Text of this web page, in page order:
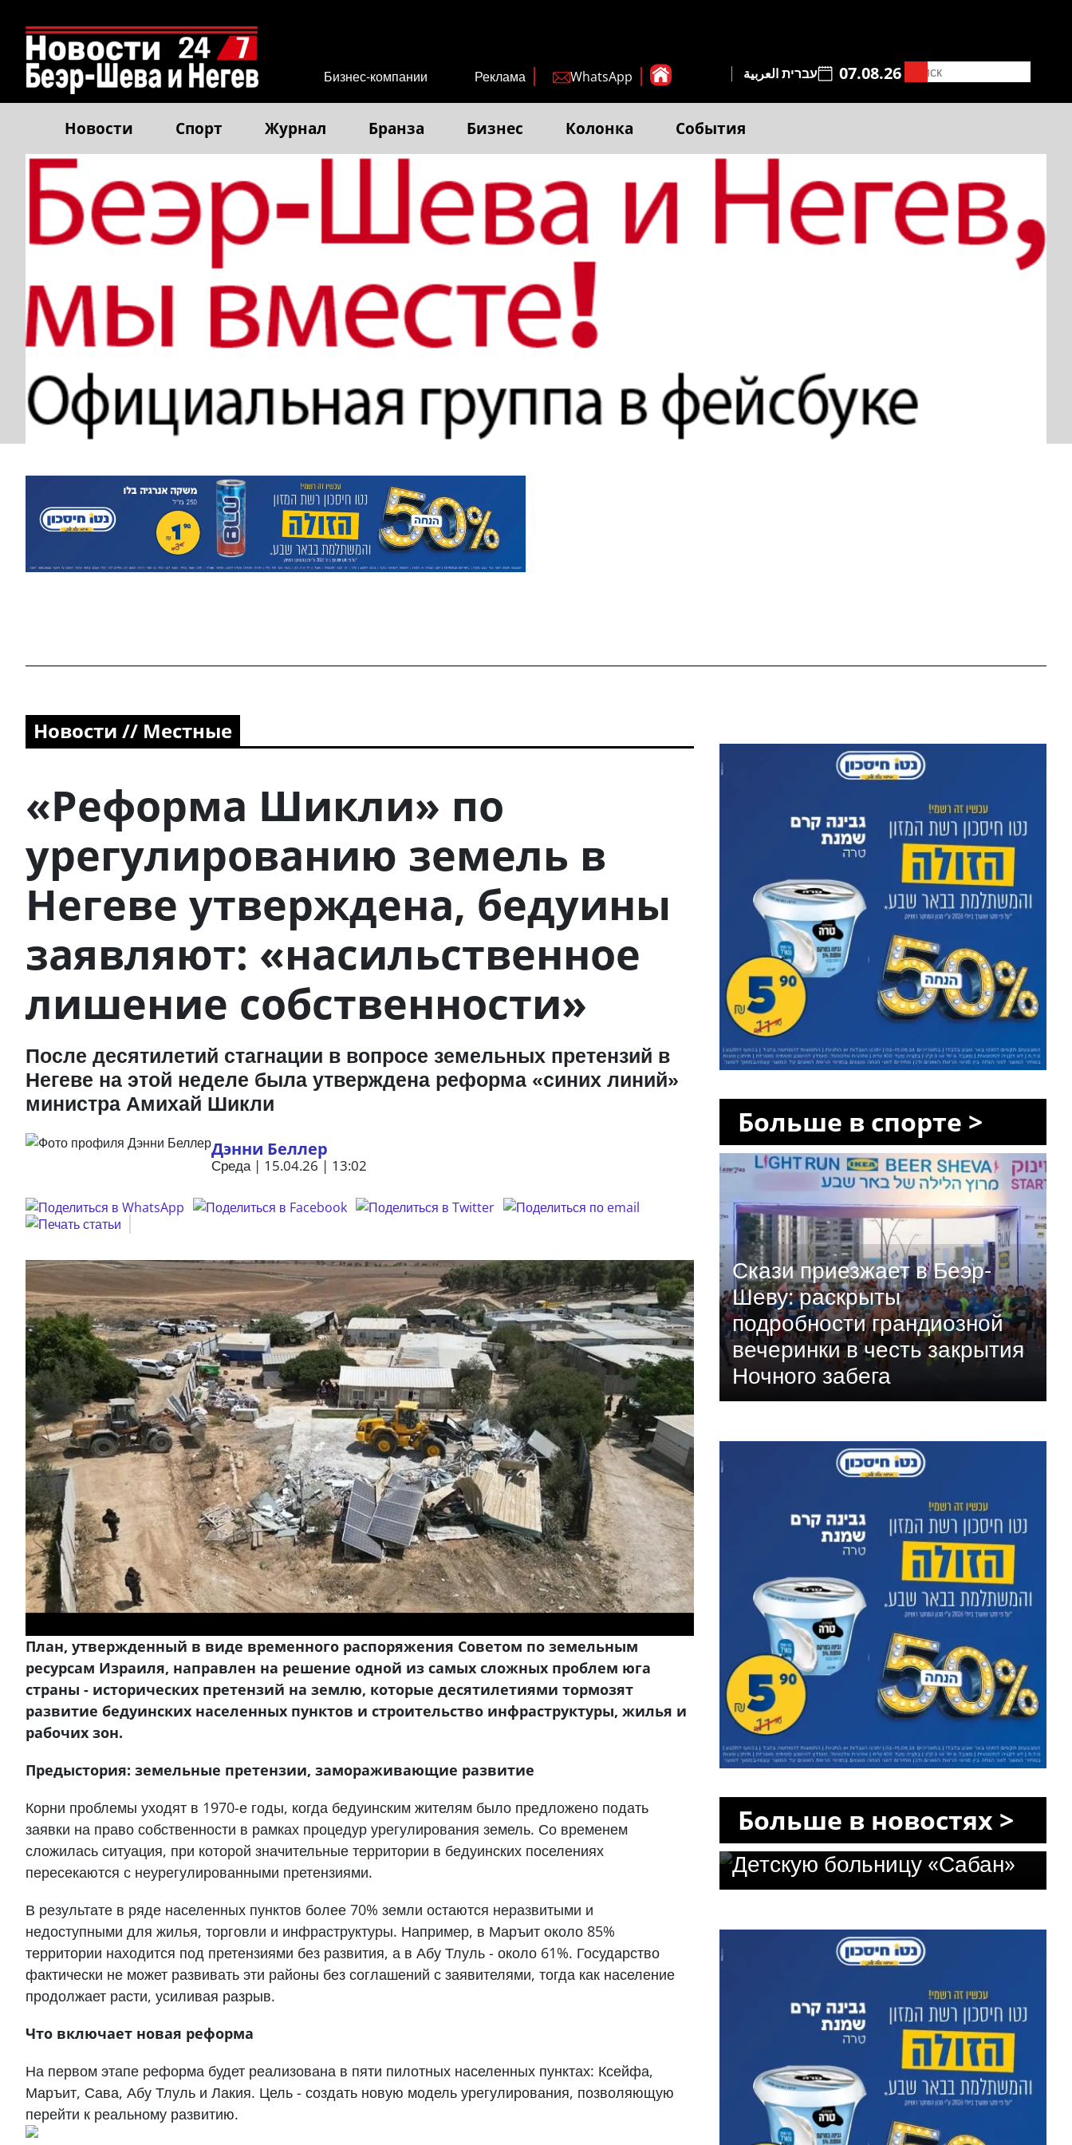
Бизнес-компании Реклама WhatsApp 07.08.26 עבריתالعربية
Новости Спорт Журнал Бранза Бизнес Колонка События
Новости // Местные
«Реформа Шикли» по
урегулированию земель в
Негеве утверждена, бедуины
заявляют: «насильственное
лишение собственности»
После десятилетий стагнации в вопросе земельных претензий в
Негеве на этой неделе была утверждена реформа «синих линий»
министра Амихай Шикли
Дэнни Беллер
Среда | 15.04.26 | 13:02
План, утвержденный в виде временного распоряжения Советом по земельным
ресурсам Израиля, направлен на решение одной из самых сложных проблем юга
страны - исторических претензий на землю, которые десятилетиями тормозят
развитие бедуинских населенных пунктов и строительство инфраструктуры, жилья и
рабочих зон.
Предыстория: земельные претензии, замораживающие развитие
Корни проблемы уходят в 1970-е годы, когда бедуинским жителям было предложено подать
заявки на право собственности в рамках процедур урегулирования земель. Со временем
сложилась ситуация, при которой значительные территории в бедуинских поселениях
пересекаются с неурегулированными претензиями.
В результате в ряде населенных пунктов более 70% земли остаются неразвитыми и
недоступными для жилья, торговли и инфраструктуры. Например, в Маръит около 85%
территории находится под претензиями без развития, а в Абу Тлуль - около 61%. Государство
фактически не может развивать эти районы без соглашений с заявителями, тогда как население
продолжает расти, усиливая разрыв.
Что включает новая реформа
На первом этапе реформа будет реализована в пяти пилотных населенных пунктах: Ксейфа,
Маръит, Сава, Абу Тлуль и Лакия. Цель - создать новую модель урегулирования, позволяющую
перейти к реальному развитию.
Больше в спорте >
Скази приезжает в Беэр-
Шеву: раскрыты
подробности грандиозной
вечеринки в честь закрытия
Ночного забега
Больше в новостях >
«Сороке»: профессор Авив
Гольдбарт возглавит
Детскую больницу «Сабан»